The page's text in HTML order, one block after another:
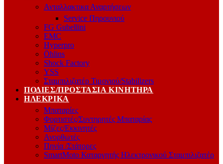
Ανταλλακτικα Αναρτήσεων
Service Πηρουνιού
FG Gubellini
EMC
Hyperpro
Öhlins
Shock Factory
YSS
Σταμπιλιζατέρ Τιμονιού/Stabilizers
ΠΟΔΙΈΣ/ΠΡΟΣΤΑΣΊΑ ΚΙΝΗΤΉΡΑ
ΗΛΕΚΡΙΚΆ
Μπαταρίες
Φορτιστές/Συντηρητές Μπαταρίας
Μίζες/Εκκινητές
Ανορθωτές
Πηνία /Στάτορες
SmartMoto Καταργητής Ηλεκτρονικού Σταμπιλιζατέρ